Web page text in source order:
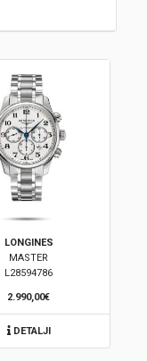
LONGINES
MASTER
L28594786
2.990,00€
DETALJI